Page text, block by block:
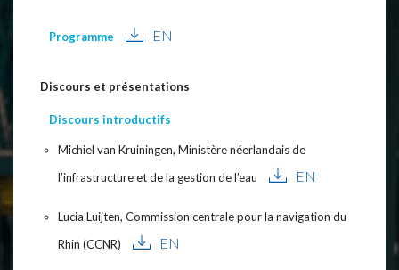
Programme EN
Discours et présentations
Discours introductifs
Michiel van Kruiningen, Ministère néerlandais de
l’infrastructure et de la gestion de l’eau
EN
Lucia Luijten, Commission centrale pour la navigation du
Rhin (CCNR)
EN